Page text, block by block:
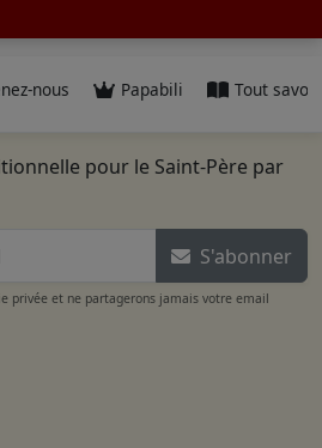
nous Papabili Tout savoir
pour le Saint-Père par
S'abonner
privée et ne partagerons jamais votre email